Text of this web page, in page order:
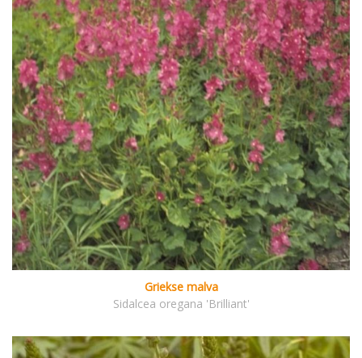
Griekse malva
Sidalcea oregana 'Brilliant'